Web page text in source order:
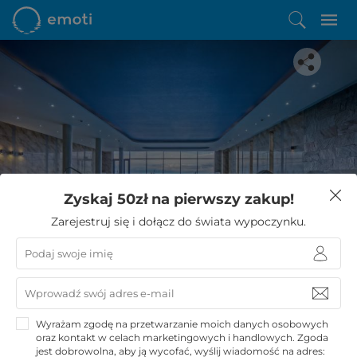
Spodobała Ci się ta oferta?
Zostało Ci zaledwie kilka kroków do niezwykłego
wypoczynku
Zyskaj 50zł na pierwszy zakup!
Zarejestruj się i dołącz do świata wypoczynku.
Wyrażam zgodę na przetwarzanie moich danych osobowych
oraz kontakt w celach marketingowych i handlowych. Zgoda
jest dobrowolna, aby ją wycofać, wyślij wiadomość na adres: